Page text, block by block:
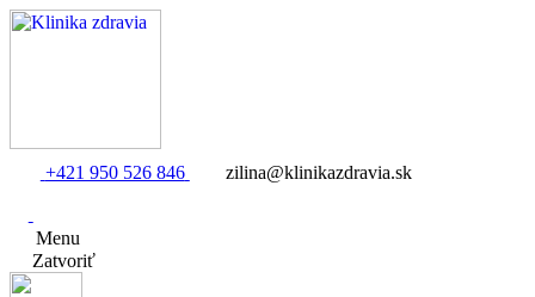
+421 950 526 846 zilina@klinikazdravia.sk
Menu
Zatvoriť